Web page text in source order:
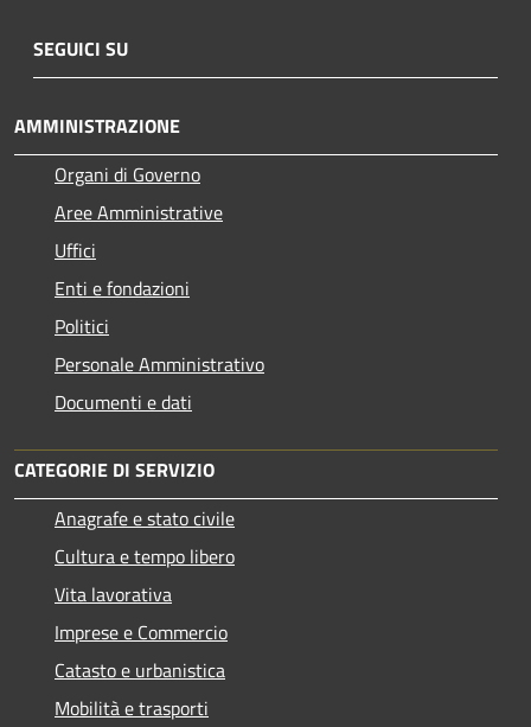
SEGUICI SU
AMMINISTRAZIONE
Organi di Governo
Aree Amministrative
Uffici
Enti e fondazioni
Politici
Personale Amministrativo
Documenti e dati
CATEGORIE DI SERVIZIO
Anagrafe e stato civile
Cultura e tempo libero
Vita lavorativa
Imprese e Commercio
Catasto e urbanistica
Mobilità e trasporti